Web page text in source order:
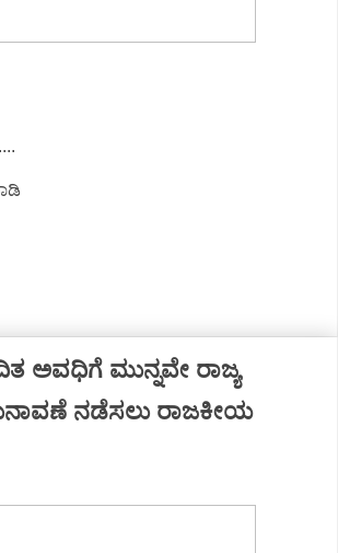
ಅವಧಿಗೆ ಮುನ್ನವೇ ರಾಜ್ಯ
ನಡೆಸಲು ರಾಜಕೀಯ